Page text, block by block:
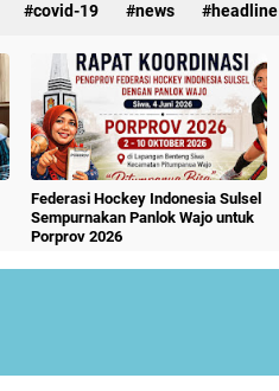
covid-19 news headline
Federasi Hockey Indonesia Sulsel
Sempurnakan Panlok Wajo untuk
Porprov 2026